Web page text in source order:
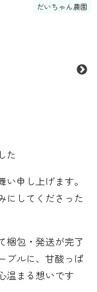
だいちゃん農園
た
申し上げます。
にしてくださった
梱包・発送が完了
ブルに、甘酸っぱ
温まる想いです